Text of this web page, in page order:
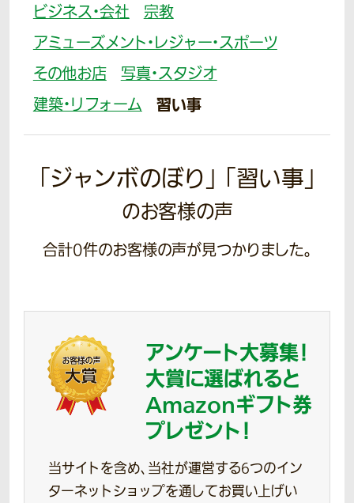
ビジネス・会社
宗教
アミューズメント・レジャー・スポーツ
その他お店
写真・スタジオ
建築・リフォーム
習い事
「ジャンボのぼり」 「習い事」
のお客様の声
合計0件のお客様の声が見つかりました。
アンケート大募集！
大賞に選ばれると
Amazonギフト券
プレゼント！
当サイトを含め、当社が運営する6つのイン
ターネットショップを通してお買い上げい